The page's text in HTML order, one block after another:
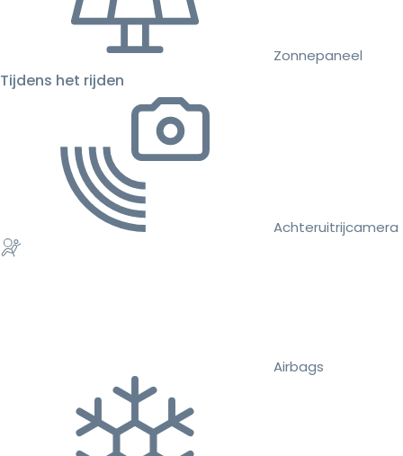
Zonnepaneel
Tijdens het rijden
Achteruitrijcamera
Airbags